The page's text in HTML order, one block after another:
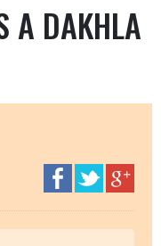
A DAKHLA